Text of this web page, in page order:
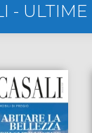
-